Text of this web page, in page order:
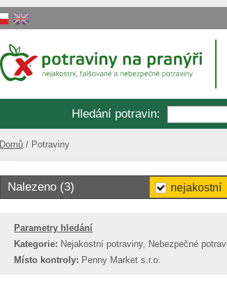
Hledání potravin:
Domů Potraviny
nejakostní
Nalezeno (3)
Parametry hledání
Kategorie: Nejakostní potraviny, Nebezpečné
Místo kontroly: Penny Market s.r.o.